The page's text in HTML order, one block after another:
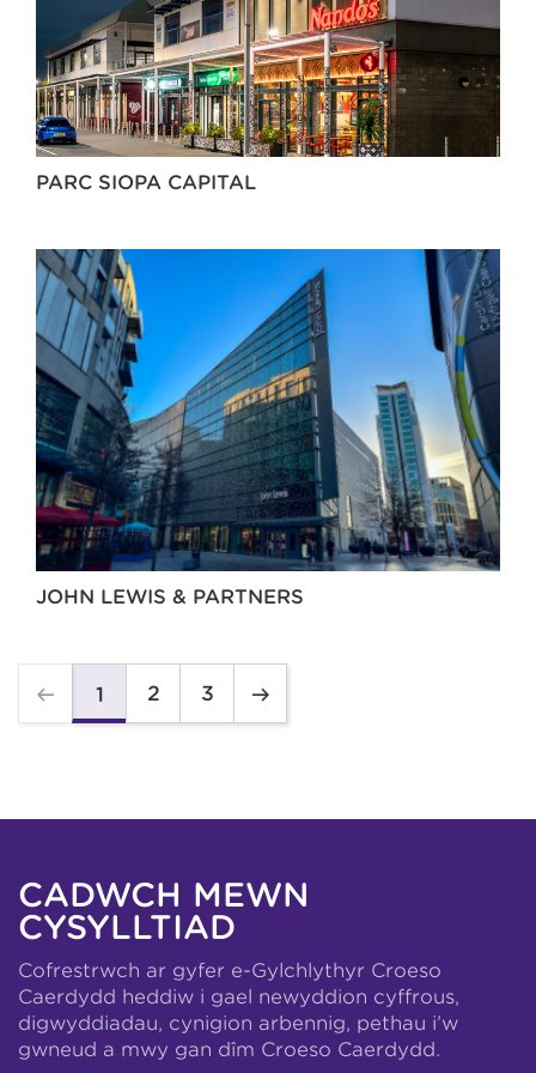
PARC SIOPA CAPITAL
JOHN LEWIS & PARTNERS
1 2 3
CADWCH MEWN
CYSYLLTIAD
Cofrestrwch ar gyfer e-Gylchlythyr Croeso
Caerdydd heddiw i gael newyddion cyffrous,
digwyddiadau, cynigion arbennig, pethau i’w
gwneud a mwy gan dîm Croeso Caerdydd.